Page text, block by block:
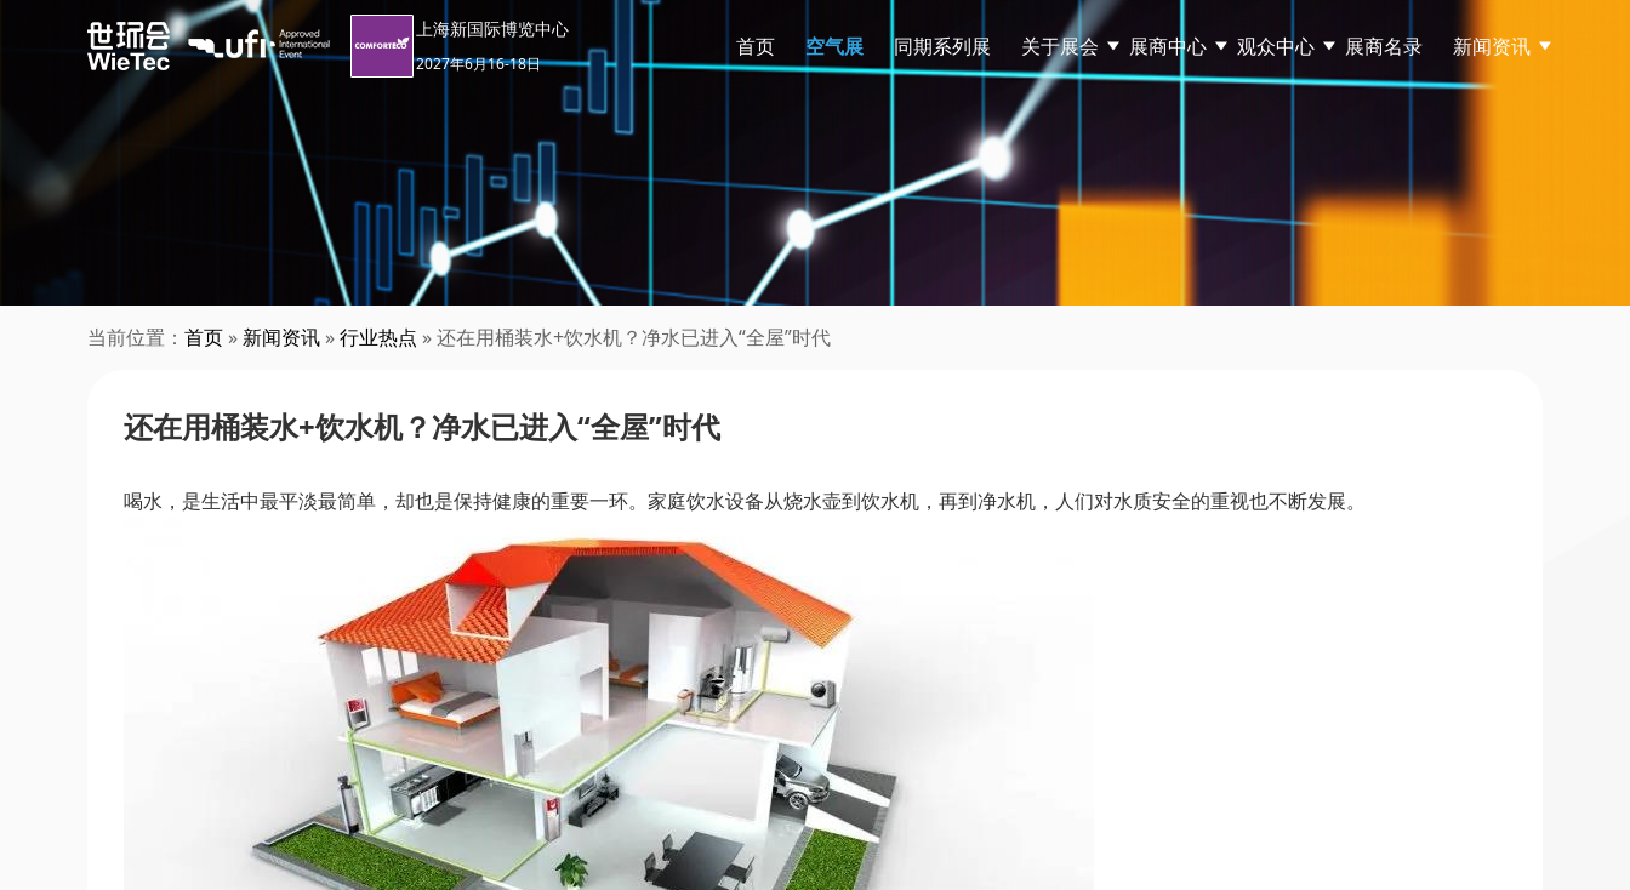
上海新国际博览中心
2027年6月16-18日
首页 空气展 同期系列展 关于展会 展商中心 观众中心 展商名录 新闻资讯
当前位置： 首页 » 新闻资讯 »行业热点 » 还在用桶装水+饮水机？净水已进入“全屋”时代
还在用桶装水+饮水机？净水已进入“全屋”时代
喝水，是生活中最平淡最简单，却也是保持健康的重要一环。家庭饮水设备从烧水壶到饮水机，再到净水机，人们对水质安全的重视也不断发展。